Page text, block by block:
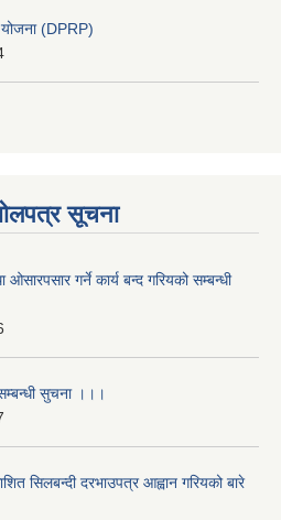
योजना (DPRP)
सूचना
गर्ने कार्य बन्द गरियको सम्बन्धी
सुचना ।।।
सिलबन्दी दरभाउपत्र आह्वान गरियको बारे